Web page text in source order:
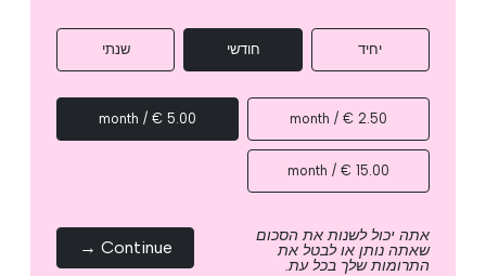
יחיד חודשי שנתי
2.50 € / month
5.00 € / month
15.00 € / month
אתה יכול לשנות את הסכום
שאתה נותן או לבטל את
התרומות שלך בכל עת.
Continue →